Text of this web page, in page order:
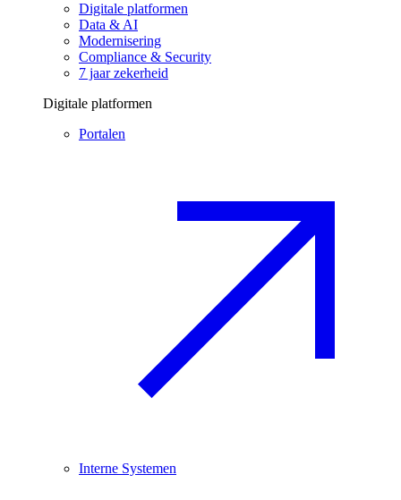
Digitale platformen
Data & AI
Modernisering
Compliance & Security
7 jaar zekerheid
Digitale platformen
Portalen
Interne Systemen